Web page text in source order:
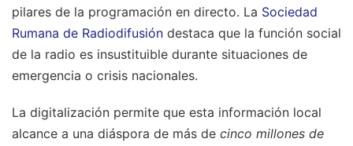
pilares de la programación en directo. La Sociedad
Rumana de Radiodifusión destaca que la función social
de la radio es insustituible durante situaciones de
emergencia o crisis nacionales.
La digitalización permite que esta información local
alcance a una diáspora de más de cinco millones de